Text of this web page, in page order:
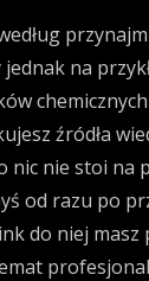
na
źródła
nic nie stoi na
od razu po
do niej masz